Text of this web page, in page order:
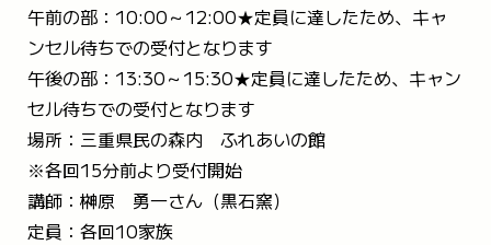
午前の部：10:00～12:00★定員に達したため、キャ
ンセル待ちでの受付となります
午後の部：13:30～15:30★定員に達したため、キャン
セル待ちでの受付となります
場所：三重県民の森内 ふれあいの館
※各回15分前より受付開始
講師：榊原 勇一さん（黒石窯）
定員：各回10家族